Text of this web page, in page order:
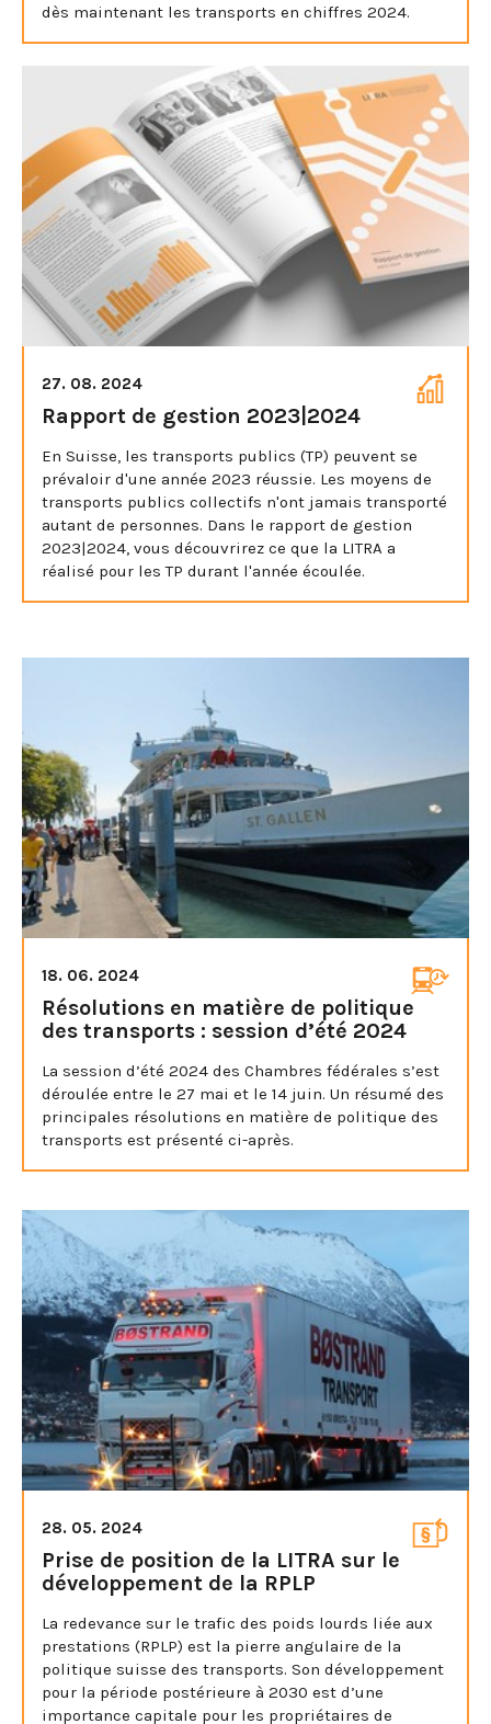
dès maintenant les transports en chiffres 2024.
27. 08. 2024
Rapport de gestion 2023|2024
En Suisse, les transports publics (TP) peuvent se
prévaloir d'une année 2023 réussie. Les moyens de
transports publics collectifs n'ont jamais transporté
autant de personnes. Dans le rapport de gestion
2023|2024, vous découvrirez ce que la LITRA a
réalisé pour les TP durant l'année écoulée.
18. 06. 2024
Résolutions en matière de politique
des transports : session d’été 2024
La session d’été 2024 des Chambres fédérales s’est
déroulée entre le 27 mai et le 14 juin. Un résumé des
principales résolutions en matière de politique des
transports est présenté ci-après.
28. 05. 2024
Prise de position de la LITRA sur le
développement de la RPLP
La redevance sur le trafic des poids lourds liée aux
prestations (RPLP) est la pierre angulaire de la
politique suisse des transports. Son développement
pour la période postérieure à 2030 est d’une
importance capitale pour les propriétaires de